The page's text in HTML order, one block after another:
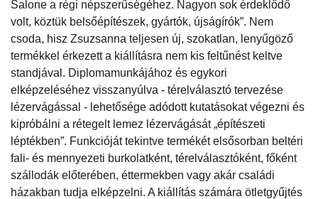
Salone a régi népszerűségéhez. Nagyon sok érdeklődő
volt, köztük belsőépítészek, gyártók, újságírók”. Nem
csoda, hisz Zsuzsanna teljesen új, szokatlan, lenyűgöző
termékkel érkezett a kiállításra nem kis feltűnést keltve
standjával. Diplomamunkájához és egykori
elképzeléséhez visszanyúlva - térelválasztó tervezése
lézervágással - lehetősége adódott kutatásokat végezni és
kipróbálni a rétegelt lemez lézervágását „építészeti
léptékben”. Funkcióját tekintve termékét elsősorban beltéri
fali- és mennyezeti burkolatként, térelválasztóként, főként
szállodák előterében, éttermekben vagy akár családi
házakban tudja elképzelni. A kiállítás számára ötletgyűjtés